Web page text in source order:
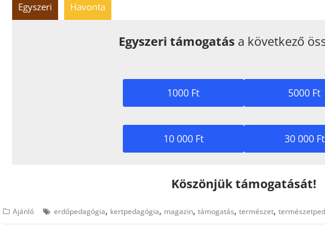
Egyszeri Havonta
Egyszeri támogatása következő
1000 Ft 5000 Ft
10 000 Ft 30 000 Ft
Köszönjük támogatását!
Ajánló erdőpedagógia, kertpedagógia, magazin,támogatás,természet,